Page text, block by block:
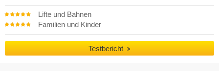
Lifte und Bahnen
Familien und Kinder
Testbericht